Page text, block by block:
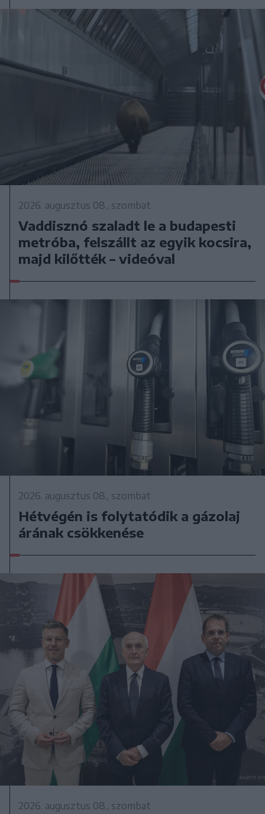
2026. augusztus 08., szombat
Vaddisznó szaladt le a budapesti
metróba, felszállt az egyik kocsira,
majd kilőtték – videóval
2026. augusztus 08., szombat
Hétvégén is folytatódik a gázolaj
árának csökkenése
2026. augusztus 08., szombat